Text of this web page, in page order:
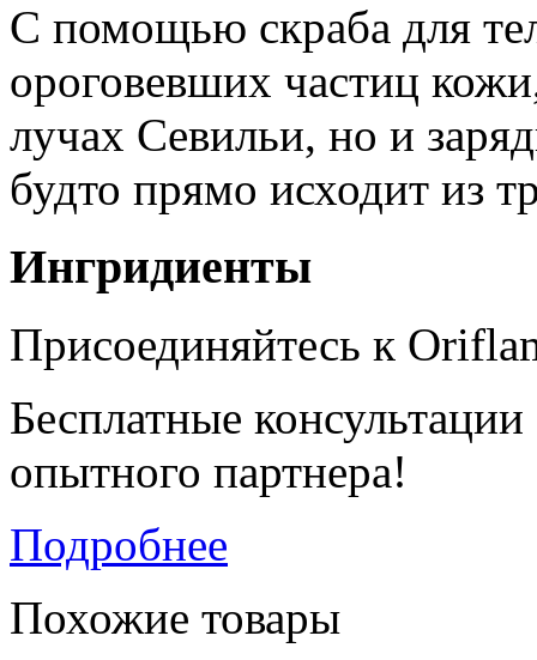
С помощью скраба для
ороговевших частиц
лучах Севильи, но и
будто прямо исходит из
Ингридиенты
Присоединяйтесь к
Бесплатные консультации
опытного партнера!
Подробнее
Похожие товары